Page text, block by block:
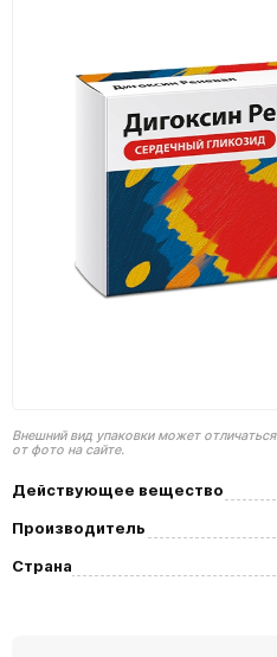
Внешний вид упаковки может отличаться
от фото на сайте.
Действующее вещество
Производитель
Страна